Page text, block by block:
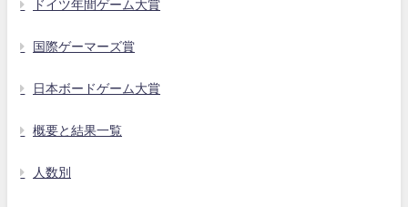
ドイツ年間ゲーム大賞
国際ゲーマーズ賞
日本ボードゲーム大賞
概要と結果一覧
人数別